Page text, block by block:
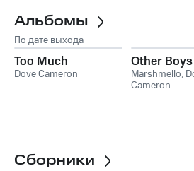
Альбомы
По дате выхода
Too Much
Dove Cameron
Other Boys
Marshmello,
Cameron
Сборники